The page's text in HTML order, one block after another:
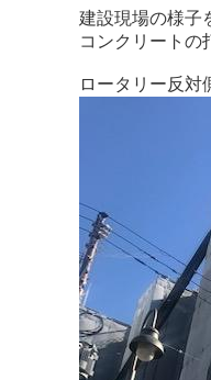
建設現場の様
コンクリート
ロータリー反対